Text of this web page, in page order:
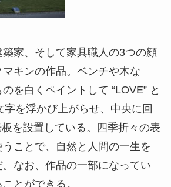
家、そして家具職人の3つの顔
キンの作品。ベンチや木な
を白くペイントして “LOVE” と
字を浮かび上がらせ、中央に回
板を設置している。四季折々の表
ことで、自然と人間の一生を
なお、作品の一部になってい
とができる。